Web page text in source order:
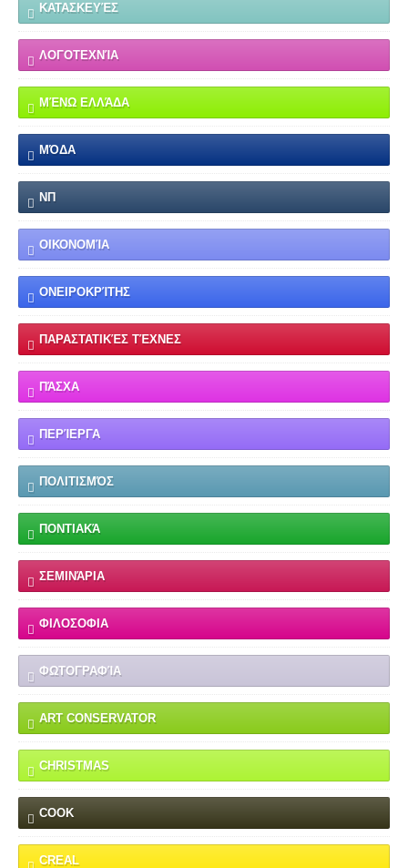
ΚΑΤΑΣΚΕΥΈΣ
ΛΟΓΟΤΕΧΝΊΑ
ΜΈΝΩ ΕΛΛΆΔΑ
ΜΌΔΑ
ΝΠ
ΟΙΚΟΝΟΜΊΑ
ΟΝΕΙΡΟΚΡΊΤΗΣ
ΠΑΡΑΣΤΑΤΙΚΈΣ ΤΈΧΝΕΣ
ΠΆΣΧΑ
ΠΕΡΊΕΡΓΑ
ΠΟΛΙΤΙΣΜΌΣ
ΠΟΝΤΙΑΚΆ
ΣΕΜΙΝΆΡΙΑ
ΦΙΛΟΣΟΦΙΑ
ΦΩΤΟΓΡΑΦΊΑ
ART CONSERVATOR
CHRISTMAS
COOK
CREAL